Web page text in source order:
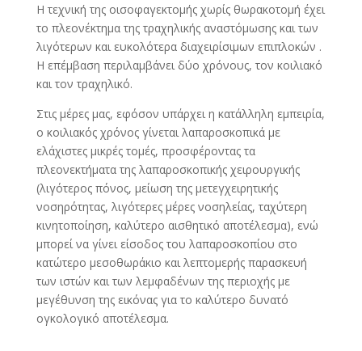
Η τεχνική της οισοφαγεκτομής χωρίς θωρακοτομή έχει
το πλεονέκτημα της τραχηλικής αναστόμωσης και των
λιγότερων και ευκολότερα διαχειρίσιμων επιπλοκών .
Η επέμβαση περιλαμβάνει δύο χρόνους, τον κοιλιακό
και τον τραχηλικό.
Στις μέρες μας, εφόσον υπάρχει η κατάλληλη εμπειρία,
ο κοιλιακός χρόνος γίνεται λαπαροσκοπικά με
ελάχιστες μικρές τομές, προσφέροντας τα
πλεονεκτήματα της λαπαροσκοπικής χειρουργικής
(λιγότερος πόνος, μείωση της μετεγχειρητικής
νοσηρότητας, λιγότερες μέρες νοσηλείας, ταχύτερη
κινητοποίηση, καλύτερο αισθητικό αποτέλεσμα), ενώ
μπορεί να γίνει είσοδος του λαπαροσκοπίου στο
κατώτερο μεσοθωράκιο και λεπτομερής παρασκευή
των ιστών και των λεμφαδένων της περιοχής με
μεγέθυνση της εικόνας για το καλύτερο δυνατό
ογκολογικό αποτέλεσμα.